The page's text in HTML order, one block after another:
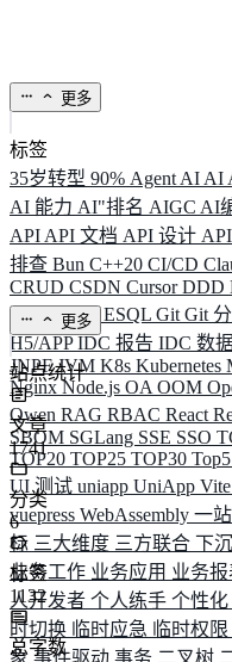
更多
标签
35岁转型 90% Agent AI AI
AI 能力 AI"排名 AIGC AI
API API 文档 API 设计
排查 Bun C++20 CI/CD
CRUD CSDN CursorDDD
ELK ElysiaESQL Git Git
H5/APPIDC 报告 IDC 数
JNPFJVM K8s Kubernetes
NginxNode.js OA OOM
Qwen RAG RBAC React
SBOM SGLang SSE SSO
TOP20 TOP25 TOP30 Top5
UI 测试 uniapp UniApp Vite
vuepress WebAssembly 一
标 三大维度 三方联合 下
业务工作 业务应用 业务报
人开发者 个人练手 个性化
时切换 临时应急 临时权限
象 事件驱动 事务 二叉树
更多
站点统计
文章
1741
分类
6
标签
1132
总字数